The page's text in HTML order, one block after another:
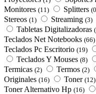
Monitores (11) Splitters
Stereos (1) Streaming (3)
Tabletas Digitalizadoras
Teclados Net Notebooks (66)
Teclados Pc Escritorio (19)
Teclados Y Mouses (8)
Termicas (2) Termos (2)
Originales (16) Toner (12)
Toner Alternativo Hp (16)